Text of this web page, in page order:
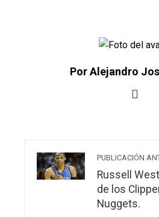
Por Alejandro
PUBLICACIÓN
Russell
de los
Nuggets.